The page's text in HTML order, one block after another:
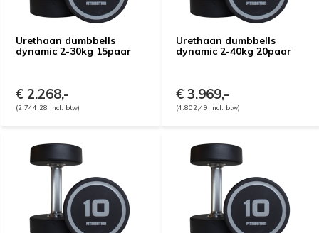
Urethaan dumbbells
dynamic 2-30kg 15paar
€ 2.268,-
(2.744,28 Incl. btw)
Urethaan dumbbells
dynamic 2-40kg 20paar
€ 3.969,-
(4.802,49 Incl. btw)